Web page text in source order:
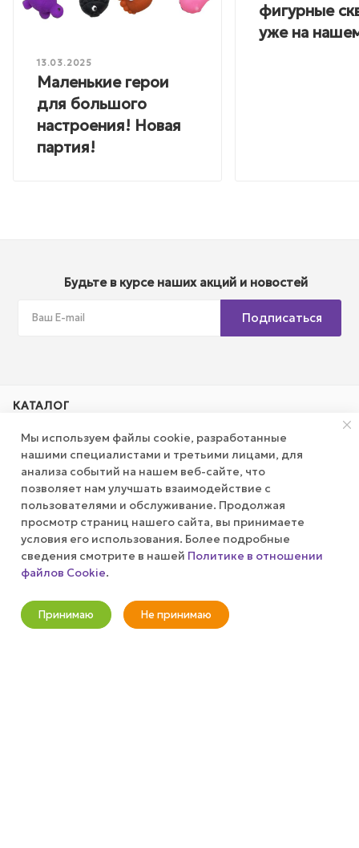
13.03.2025
Маленькие герои
для большого
настроения! Новая
партия!
фигурные
уже на
Будьте в курсе наших акций и новостей
Подписаться
КАТАЛОГ
КОМПАНИЯ
ПУБЛИЧНАЯ ОФЕРТА
КАК СДЕЛАТЬ ЗАКАЗ?
+7 (800) 100-37-51
Мы используем файлы cookie, разработанные
нашими специалистами и третьими лицами, для
анализа событий на нашем веб-сайте, что
позволяет нам улучшать взаимодействие с
пользователями и обслуживание. Продолжая
просмотр страниц нашего сайта, вы принимаете
условия его использования. Более подробные
сведения смотрите в нашей Политике в отношении
файлов Cookie.
Принимаю Не принимаю